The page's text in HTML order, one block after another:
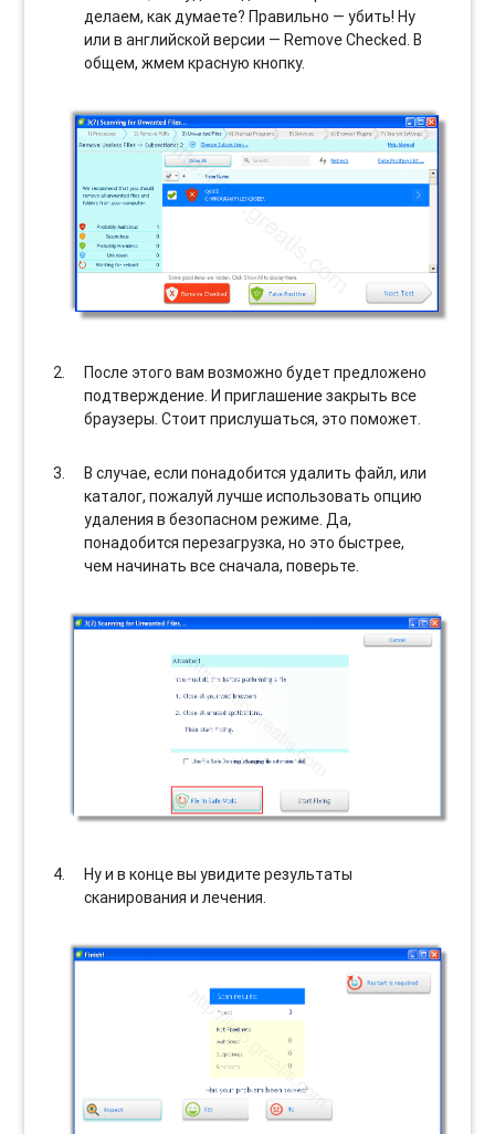
делаем, как думаете? Правильно — убить! Ну
или в английской версии — Remove Checked. В
общем, жмем красную кнопку.
После этого вам возможно будет предложено
подтверждение. И приглашение закрыть все
браузеры. Стоит прислушаться, это поможет.
В случае, если понадобится удалить файл, или
каталог, пожалуй лучше использовать опцию
удаления в безопасном режиме. Да,
понадобится перезагрузка, но это быстрее,
чем начинать все сначала, поверьте.
Ну и в конце вы увидите результаты
сканирования и лечения.